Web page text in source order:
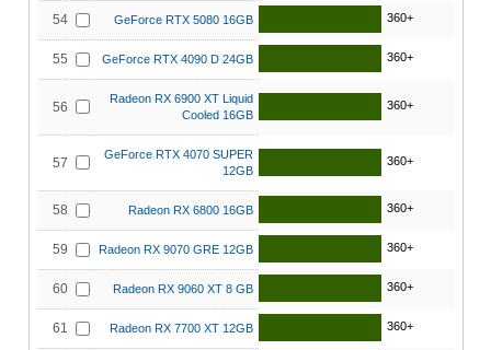
54 GeForce RTX 5080 16GB 360+
55 GeForce RTX 4090 D 24GB 360+
56
Radeon RX 6900 XT Liquid
Cooled 16GB
360+
57
GeForce RTX 4070 SUPER
12GB
360+
58 Radeon RX 6800 16GB 360+
59 Radeon RX 9070 GRE 12GB 360+
60 Radeon RX 9060 XT 8 GB 360+
61 Radeon RX 7700 XT 12GB 360+